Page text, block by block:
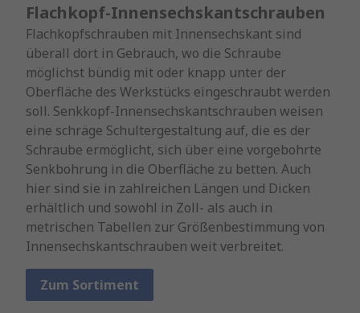
Flachkopf-Innensechskantschrauben
Flachkopfschrauben mit Innensechskant sind
überall dort in Gebrauch, wo die Schraube
möglichst bündig mit oder knapp unter der
Oberfläche des Werkstücks eingeschraubt werden
soll. Senkkopf-Innensechskantschrauben weisen
eine schräge Schultergestaltung auf, die es der
Schraube ermöglicht, sich über eine vorgebohrte
Senkbohrung in die Oberfläche zu betten. Auch
hier sind sie in zahlreichen Längen und Dicken
erhältlich und sowohl in Zoll- als auch in
metrischen Tabellen zur Größenbestimmung von
Innensechskantschrauben weit verbreitet.
Zum Sortiment